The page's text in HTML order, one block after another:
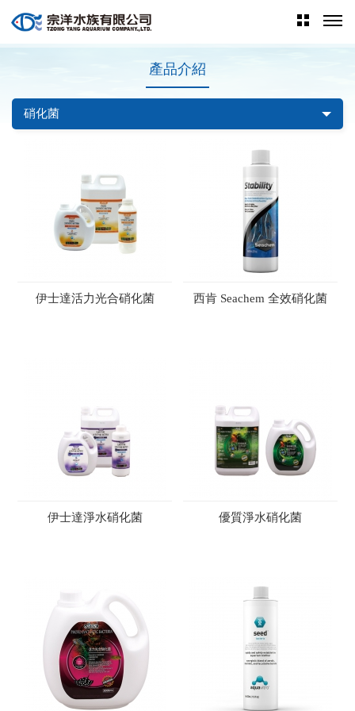
產品介紹
硝化菌
伊士達活力光合硝化菌 西肯 Seachem 全效硝化菌
伊士達淨水硝化菌 優質淨水硝化菌